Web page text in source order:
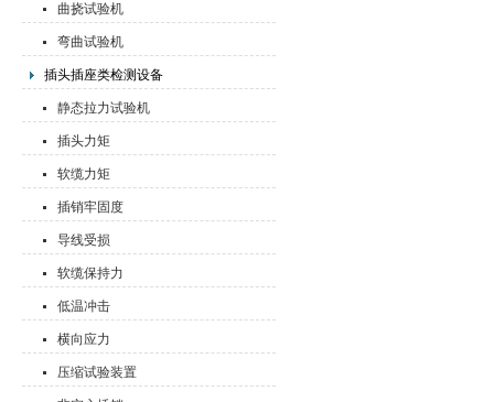
曲挠试验机
弯曲试验机
插头插座类检测设备
静态拉力试验机
插头力矩
软缆力矩
插销牢固度
导线受损
软缆保持力
低温冲击
横向应力
压缩试验装置